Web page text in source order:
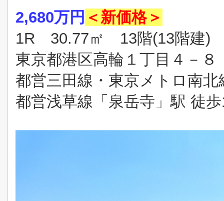
2,680万円 ＜新価格＞
1R 30.77㎡ 13階(13階建)
東京都港区高輪１丁目４－８
都営三田線・東京メトロ南
都営浅草線「泉岳寺」駅 徒